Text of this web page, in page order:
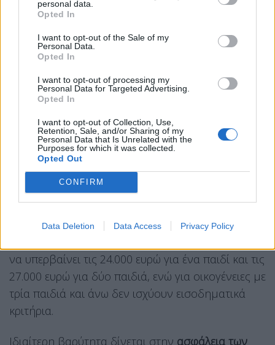
personal data.
Opted In
I want to opt-out of the Sale of my
Personal Data.
Opted In
I want to opt-out of processing my
Personal Data for Targeted Advertising.
Opted In
I want to opt-out of Collection, Use,
Retention, Sale, and/or Sharing of my
Personal Data that Is Unrelated with the
Purposes for which it was collected.
Opted Out
CONFIRM
Data Deletion Data Access Privacy Policy
υπηρεσίες φροντίδας έως και σε τρία παιδιά
λαμβάνοντας έως 1.500 ευρώ τον μήνα μέσω
εργοσήμου.
Η οικονομική ενίσχυση για τις οικογένειες
ανέρχεται σε 500 ευρώ μηνιαίως για γονείς που
εργάζονται με πλήρη απασχόληση ή είναι
ελεύθεροι επαγγελματίες ή αυτοαπασχολούμενοι,
και σε 300 ευρώ μηνιαίως για γονείς που
εργάζονται με μερική ή εκ περιτροπής
απασχόληση, καθώς και για μητέρες που είναι
φοιτήτριες, σπουδάστριες ή εγγεγραμμένες
άνεργες. Για τη συμμετοχή στο πρόγραμμα, το
να υπερβαίνει τις 24.000 ευρώ για ένα παιδί και τις
27.000 ευρώ για δύο παιδιά, ενώ για οικογένειες με
τρία παιδιά και άνω δεν ισχύουν εισοδηματικά
κριτήρια.
Ιδιαίτερη βαρύτητα δίνεται στην ασφάλεια των